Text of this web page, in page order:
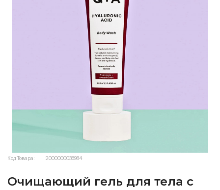
Код Товара: 2000000036984
Очищающий гель для тела с